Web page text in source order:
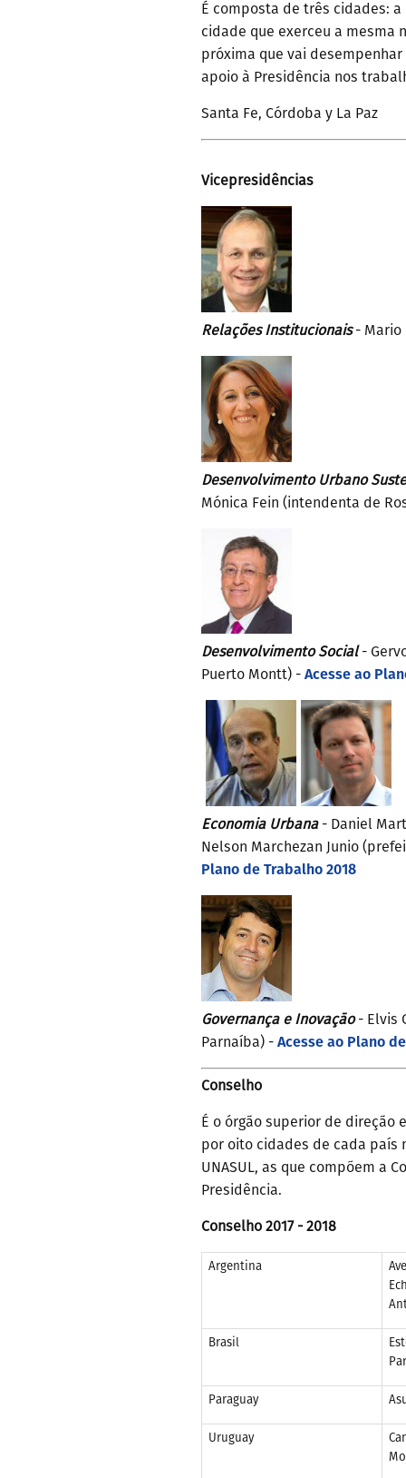
É composta de três cidades:
cidade que exerceu a mesma
próxima que vai
apoio à Presidência nos
Santa Fe, Córdoba y La Paz
Vicepresidências
Relações Institucionais- Mario
Desenvolvimento Urbano
Mónica Fein (intendenta de
Desenvolvimento Social-
Puerto Montt) - Acesse ao
Economia Urbana- Daniel
Nelson Marchezan Junio
Plano de Trabalho 2018
Governança e Inovaçāo - Elvis
Parnaíba) - Acesse ao Plano
Conselho
É o órgão superior de direção
por oito cidades de cada país
UNASUL, as que compõem a
Presidência.
Conselho 2017 - 2018
Argentina
Brasil
Paraguay
Uruguay